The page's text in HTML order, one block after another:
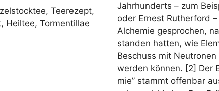
Tee­re­zept,
Heil­tee, Tor­men­til­lae
Jahr­hun­derts – zum
oder Ernest Ruther­ford
Alche­mie gespro­chen,
stan­den hat­ten, wie
Beschuss mit
wer­den kön­nen. [2] Der
mie” stammt offen­bar